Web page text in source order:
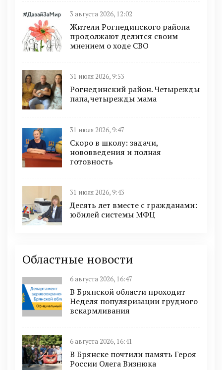
3 августа 2026, 12:02
Жители Рогнединского района
продолжают делится своим
мнением о ходе СВО
31 июля 2026, 9:53
Рогнединский район. Четырежды
папа,четырежды мама
31 июля 2026, 9:47
Скоро в школу: задачи,
нововведения и полная
готовность
31 июля 2026, 9:43
Десять лет вместе с гражданами:
юбилей системы МФЦ
Областные новости
6 августа 2026, 16:47
В Брянской области проходит
Неделя популяризации грудного
вскармливания
6 августа 2026, 16:41
В Брянске почтили память Героя
России Олега Визнюка